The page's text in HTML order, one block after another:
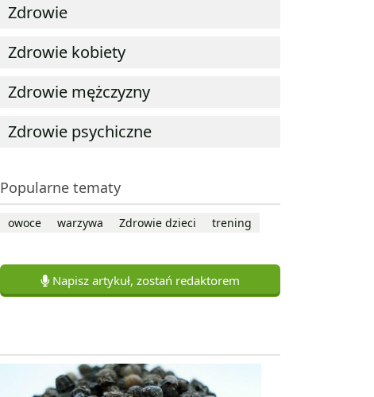
Zdrowie
Zdrowie kobiety
Zdrowie mężczyzny
Zdrowie psychiczne
Popularne tematy
owoce warzywa Zdrowie dzieci trening
Napisz artykuł, zostań redaktorem